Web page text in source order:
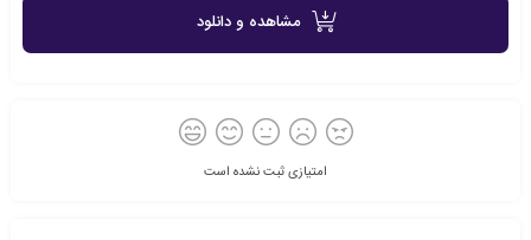
مشاهده و دانلود
امتیازی ثبت نشده است